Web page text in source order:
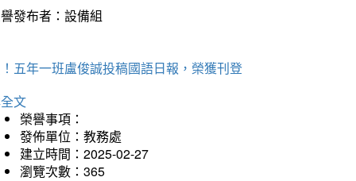
發布者：設備組
五年一班盧俊誠投稿國語日報，榮獲刊登
文
榮譽事項：
發佈單位：教務處
建立時間：2025-02-27
瀏覽次數：365